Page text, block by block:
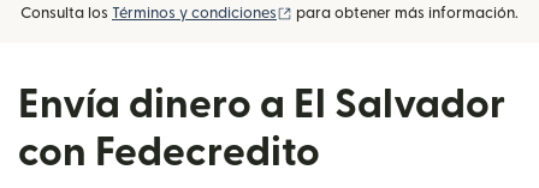
Consulta los Términos y condiciones (se abre en una ventana nueva)
para obtener más información.
Envía dinero a El Salvador
con Fedecredito